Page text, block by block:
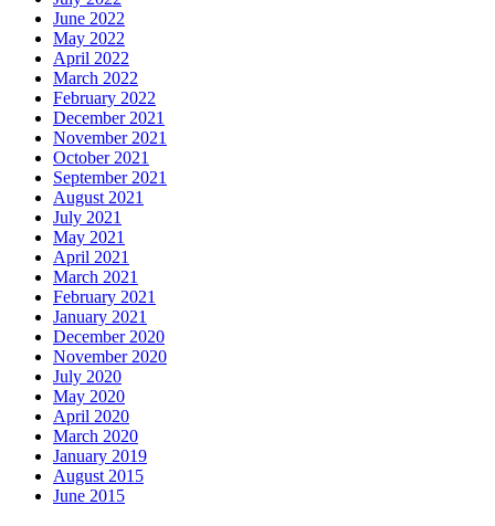
June 2022
May 2022
April 2022
March 2022
February 2022
December 2021
November 2021
October 2021
September 2021
August 2021
July 2021
May 2021
April 2021
March 2021
February 2021
January 2021
December 2020
November 2020
July 2020
May 2020
April 2020
March 2020
January 2019
August 2015
June 2015